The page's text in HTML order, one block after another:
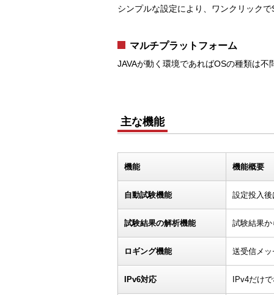
シンプルな設定により、ワンクリック
マルチプラットフォーム
JAVAが動く環境であればOSの種類は
主な機能
機能 機能概要
自動試験機能 設定投入
試験結果の解析機能 試験結果
ロギング機能 送受信メ
IPv6対応 IPv4だけ